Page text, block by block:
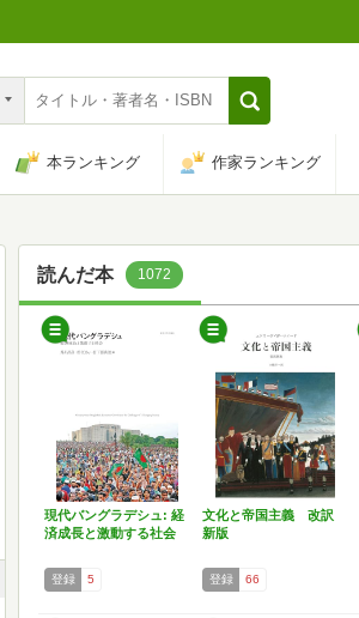
本ランキング 作家ランキング
読んだ本 1072
現代バングラデシュ: 経
済成長と激動する社会
登録 5
文化と帝国主義 改訳
新版
登録 66